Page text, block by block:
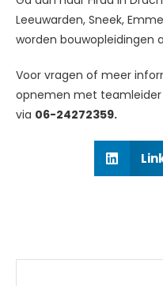
Leeuwarden, Sneek,
worden bouwopleidingen
Voor vragen of meer
opnemen met teamleider
via 06-24272359.